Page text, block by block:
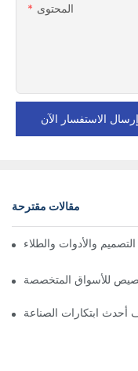
المحتوى
إرسال الاستفسار الآن
مقالات مقترحة
والأدوات والطلاء
للأسواق المتخصصة
ابتكارات الصناعة